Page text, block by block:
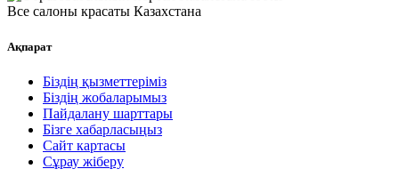
Все салоны красаты Казахстана
Ақпарат
Біздің қызметтеріміз
Біздің жобаларымыз
Пайдалану шарттары
Бізге хабарласыңыз
Сайт картасы
Сұрау жіберу